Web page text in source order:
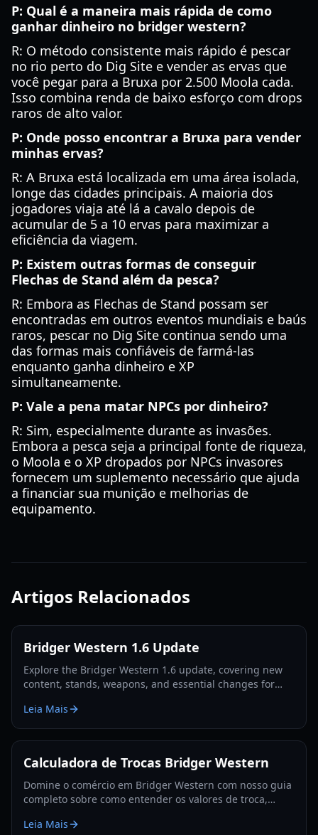
P: Qual é a maneira mais rápida de como
ganhar dinheiro no bridger western?
R: O método consistente mais rápido é pescar
no rio perto do Dig Site e vender as ervas que
você pegar para a Bruxa por 2.500 Moola cada.
Isso combina renda de baixo esforço com drops
raros de alto valor.
P: Onde posso encontrar a Bruxa para vender
minhas ervas?
R: A Bruxa está localizada em uma área isolada,
longe das cidades principais. A maioria dos
jogadores viaja até lá a cavalo depois de
acumular de 5 a 10 ervas para maximizar a
eficiência da viagem.
P: Existem outras formas de conseguir
Flechas de Stand além da pesca?
R: Embora as Flechas de Stand possam ser
encontradas em outros eventos mundiais e baús
raros, pescar no Dig Site continua sendo uma
das formas mais confiáveis de farmá-las
enquanto ganha dinheiro e XP
simultaneamente.
P: Vale a pena matar NPCs por dinheiro?
R: Sim, especialmente durante as invasões.
Embora a pesca seja a principal fonte de riqueza,
o Moola e o XP dropados por NPCs invasores
fornecem um suplemento necessário que ajuda
a financiar sua munição e melhorias de
equipamento.
Artigos Relacionados
Bridger Western 1.6 Update
Explore the Bridger Western 1.6 update, covering new
content, stands, weapons, and essential changes for
Leia Mais
Calculadora de Trocas Bridger Western
Domine o comércio em Bridger Western com nosso guia
completo sobre como entender os valores de troca,
informadas.
Leia Mais